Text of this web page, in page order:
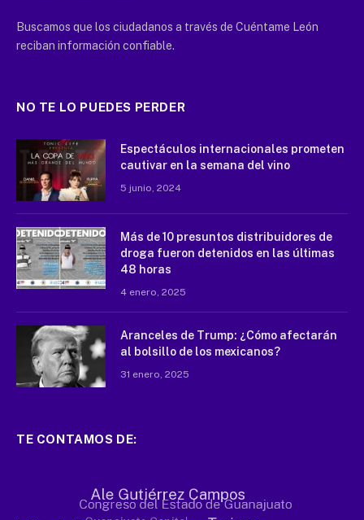
Buscamos que los ciudadanos a través de Cuéntame León
reciban información confiable.
NO TE LO PUEDES PERDER
Espectáculos internacionales prometen
cautivar en la semana del vino
5 junio, 2024
Más de 10 presuntos distribuidores de
droga fueron detenidos en las últimas
48 horas
4 enero, 2025
Aranceles de Trump: ¿Cómo afectarán
al bolsillo de los mexicanos?
31 enero, 2025
TE CONTAMOS DE: